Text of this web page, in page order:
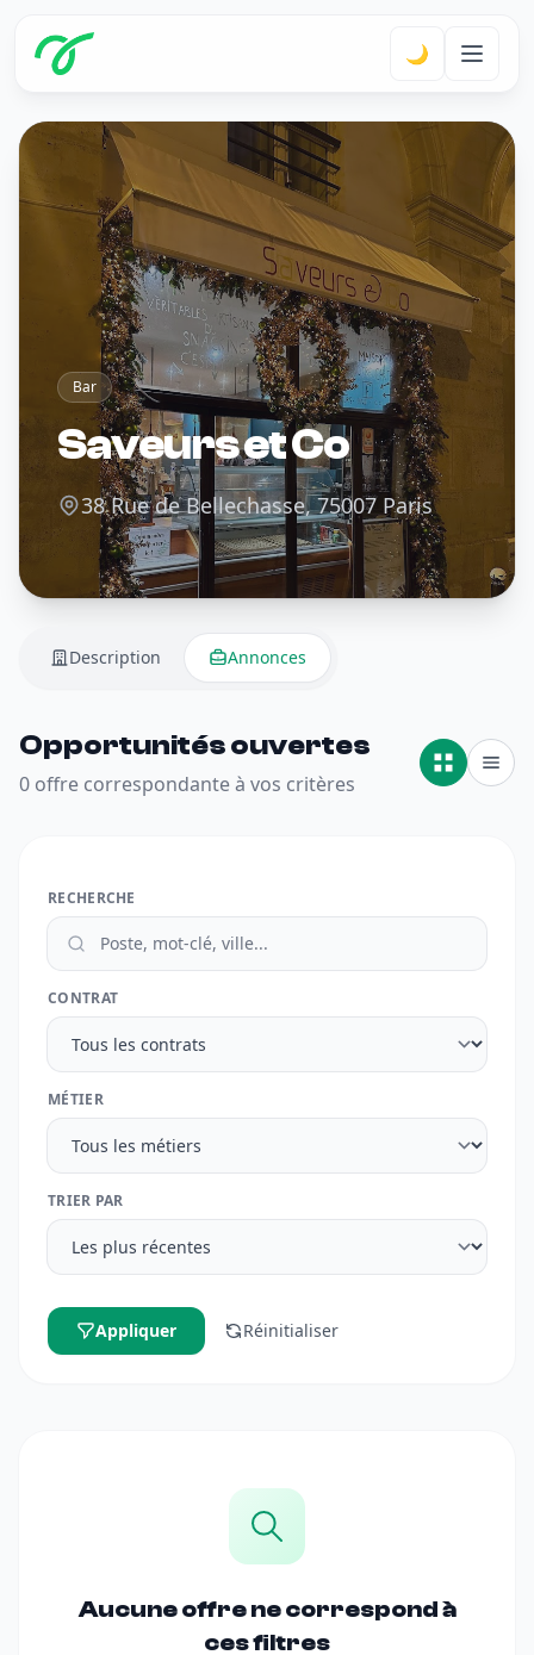
🌙
Bar
Saveurs et Co
38 Rue de Bellechasse, 75007 Paris
Description Annonces
Opportunités ouvertes
0 offre correspondante à vos critères
RECHERCHE
CONTRAT
MÉTIER
TRIER PAR
Appliquer Réinitialiser
Aucune offre ne correspond à
ces filtres